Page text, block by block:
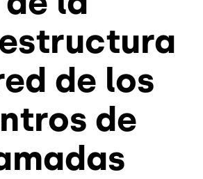
de los
de